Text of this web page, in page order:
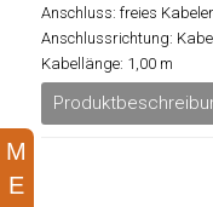
Anschluss: freies
Anschlussrichtung:
Kabellänge: 1,00 m